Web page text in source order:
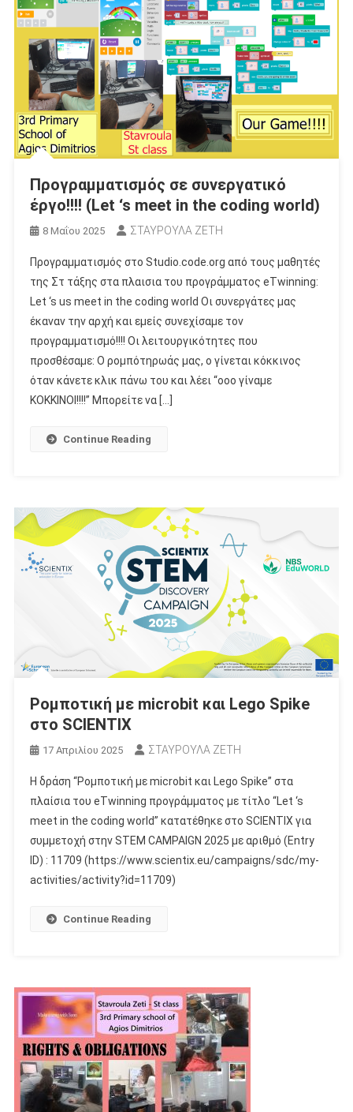
Προγραμματισμός σε συνεργατικό
έργο!!!! (Let ‘s meet in the coding world)
8 Μαΐου 2025 ΣΤΑΥΡΟΥΛΑ ΖΕΤΗ
Προγραμματισμός στο Studio.code.org από τους μαθητές
της Στ τάξης στα πλαισια του προγράμματος eTwinning:
Let ‘s us meet in the coding world Οι συνεργάτες μας
έκαναν την αρχή και εμείς συνεχίσαμε τον
προγραμματισμό!!!! Οι λειτουργικότητες που
προσθέσαμε: Ο ρομπότηρωάς μας, ο γίνεται κόκκινος
όταν κάνετε κλικ πάνω του και λέει “οοο γίναμε
ΚΟΚΚΙΝΟΙ!!!!” Μπορείτε να […]
Continue Reading
Ρομποτική με microbit και Lego Spike
στο SCIENTIX
17 Απριλίου 2025 ΣΤΑΥΡΟΥΛΑ ΖΕΤΗ
Η δράση “Ρομποτική με microbit και Lego Spike” στα
πλαίσια του eTwinning προγράμματος με τίτλο “Let ‘s
meet in the coding world” κατατέθηκε στο SCIENTIX για
συμμετοχή στην STEM CAMPAIGN 2025 με αριθμό (Entry
ID) : 11709 (https://www.scientix.eu/campaigns/sdc/my-
activities/activity?id=11709)
Continue Reading